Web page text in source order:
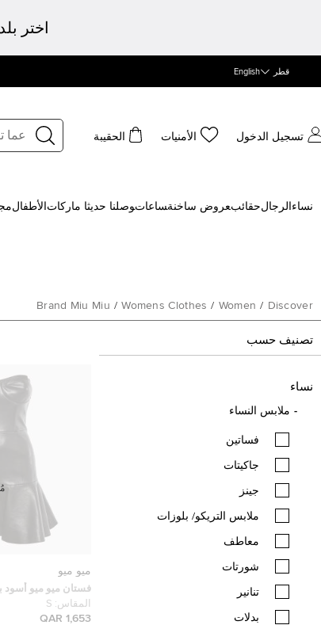
اختر
قطر English
تسجيل الدخول الأمنيات الحقيبة
نساء الرجالحقائب‍عروض ساخنة‍ساعات‍وصلنا حديثا ‍ ماركات الأطفال
Discover
/
Women
/
Womens Clothes
/
Brand Miu Miu
تصنيف حسب
نساء
ملابس النساء
فساتين
جاكيتات
جينز
ملابس التريكو/ بلوزات
معاطف
شورتات
تنانير
بدلات
ميو ميو
فستان ميو ميو أسود
الطبيعي صغير
المقاس: S
1,653 QAR